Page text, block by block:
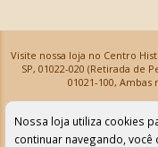
Visite nossa loja no Centro
SP, 01022-020 (Retirada de
01021-100,
Armarinhos
Os preços e as condições de
podem sofrer alterações sem
Nossa loja utiliza cookies
continuar navegando,